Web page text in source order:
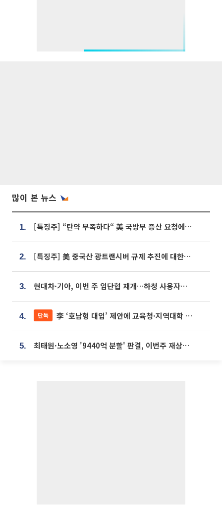
많이 본 뉴스
1. [특징주] “탄약 부족하다“ 美 국방부 증산 요청에⋯국내 방산주 급등세
2. [특징주] 美 중국산 광트랜시버 규제 추진에 대한광통신 등 광통신株 강세
3. 현대차·기아, 이번 주 임단협 재개…하청 사용자성 재심도 ‘변수’
4. 단독 李 ‘호남형 대입’ 제안에 교육청·지역대학 서·논술형 입시 연계 '착수'
5. 최태원·노소영 '9440억 분할' 판결, 이번주 재상고 여부 주목